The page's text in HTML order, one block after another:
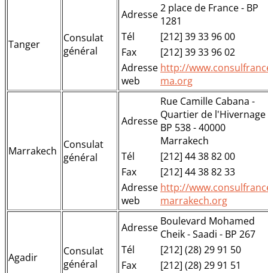
Tanger
Consulat
général
Adresse2 place de France - BP
1281
Tél
[212] 39 33 96 00
Fax
[212] 39 33 96 02
Adresse
web
http://
ma.org
Marrakech Consulat
général
Adresse
Rue Camille Cabana -
Quartier de l'Hivernage
BP 538 - 40000
Marrakech
Tél
[212] 44 38 82 00
Fax
[212] 44 38 82 33
Adresse
web
http://
marrakech.org
Agadir
Consulat
général
Adresse Boulevard Mohamed
Cheik - Saadi - BP 267
Tél
[212] (28) 29 91 50
Fax
[212] (28) 29 91 51